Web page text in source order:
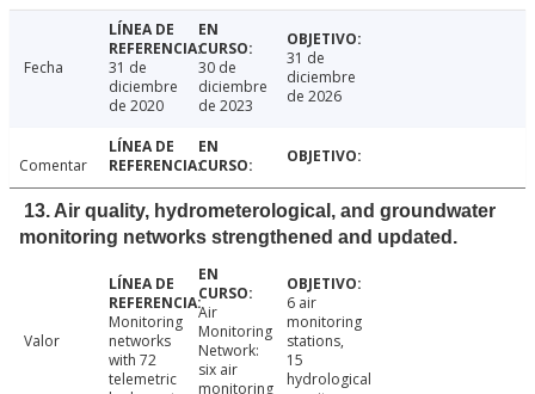
Fecha
31 de
diciembre
de 2020
30 de
diciembre
de 2023
31 de
diciembre
de 2026
Comentar
13. Air quality, hydrometerological, and groundwater
monitoring networks strengthened and updated.
Valor
Monitoring
networks
with 72
telemetric
Air
Monitoring
Network:
six air
monitoring
6 air
monitoring
stations,
15
hydrological